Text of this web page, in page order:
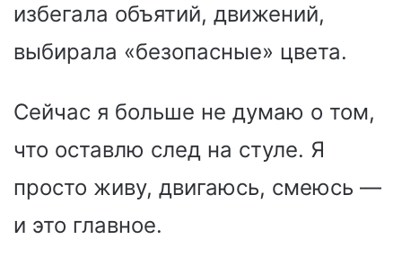
избегала объятий, движений,
выбирала «безопасные» цвета.
Сейчас я больше не думаю о том,
что оставлю след на стуле. Я
просто живу, двигаюсь, смеюсь —
и это главное.